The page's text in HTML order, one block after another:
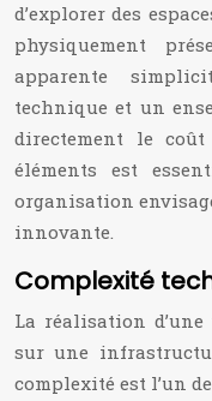
d’explorer des
physiquement
apparente
technique et un
directement le coût
éléments est
organisation
innovante.
Complexité
La réalisation
sur une
complexité est l’un